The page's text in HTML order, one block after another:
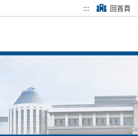
::: 回首頁